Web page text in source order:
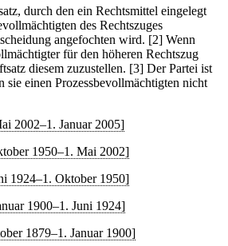
durch den ein Rechtsmittel eingelegt
des Rechtszuges
angefochten wird. [2] Wenn
für den höheren Rechtszug
diesem zuzustellen. [3] Der Partei ist
sie einen Prozessbevollmächtigten nicht
2002–1. Januar 2005]
1950–1. Mai 2002]
1924–1. Oktober 1950]
1900–1. Juni 1924]
1879–1. Januar 1900]